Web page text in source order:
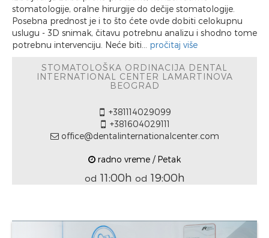
stomatologije, oralne hirurgije do dečije stomatologije.
Posebna prednost je i to što ćete ovde dobiti celokupnu
uslugu - 3D snimak, čitavu potrebnu analizu i shodno tome
potrebnu intervenciju. Neće biti... pročitaj više
STOMATOLOŠKA ORDINACIJA DENTAL
INTERNATIONAL CENTER LAMARTINOVA
BEOGRAD
+381114029099
+381604029111
office@dentalinternationalcenter.com
radno vreme / Petak
od 11:00h od 19:00h